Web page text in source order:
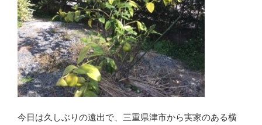
今日は久しぶりの遠出で、三重県津市から実家のある横